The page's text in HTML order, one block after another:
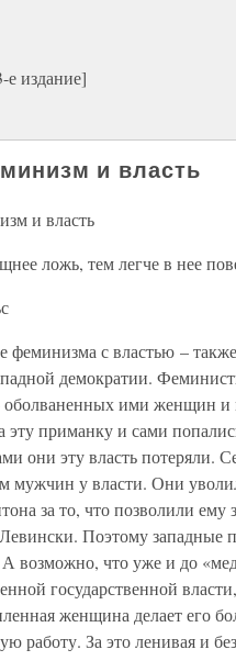
издание]
и власть
и власть
ложь, тем легче в нее
феминизма с властью –
демократии.
оболваненных ими женщин
эту приманку и сами
они эту власть потеряли.
мужчин у власти. Они
за то, что позволили ему
Поэтому западные
А возможно, что уже и до
государственной
женщина делает его
работу. За это ленивая и